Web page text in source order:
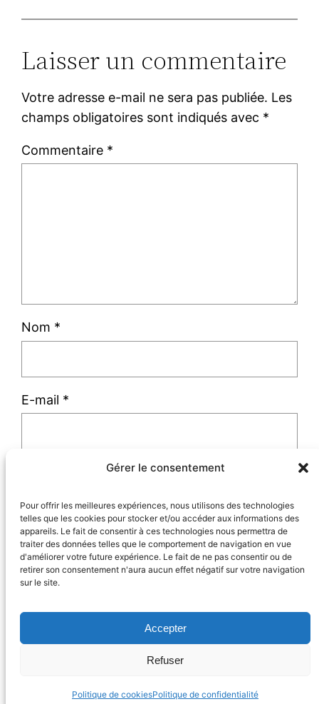
Gérer le consentement
Pour offrir les meilleures expériences, nous utilisons des technologies
telles que les cookies pour stocker et/ou accéder aux informations des
appareils. Le fait de consentir à ces technologies nous permettra de
traiter des données telles que le comportement de navigation en vue
d'améliorer votre future expérience. Le fait de ne pas consentir ou de
retirer son consentement n'aura aucun effet négatif sur votre navigation
sur le site.
Accepter
Refuser
Politique de cookiesPolitique de confidentialité
Laisser un commentaire
Votre adresse e-mail ne sera pas publiée. Les
champs obligatoires sont indiqués avec *
Commentaire *
Nom *
E-mail *
Partons à la campagne !
Hébergé par OVH